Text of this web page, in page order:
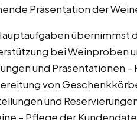
Präsentation der
bei Weinproben
und Präsentationen
von
und
– Pflege der